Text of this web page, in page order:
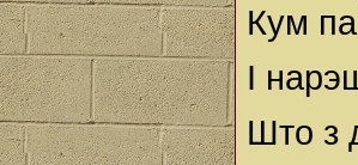
Кум
I
Што з